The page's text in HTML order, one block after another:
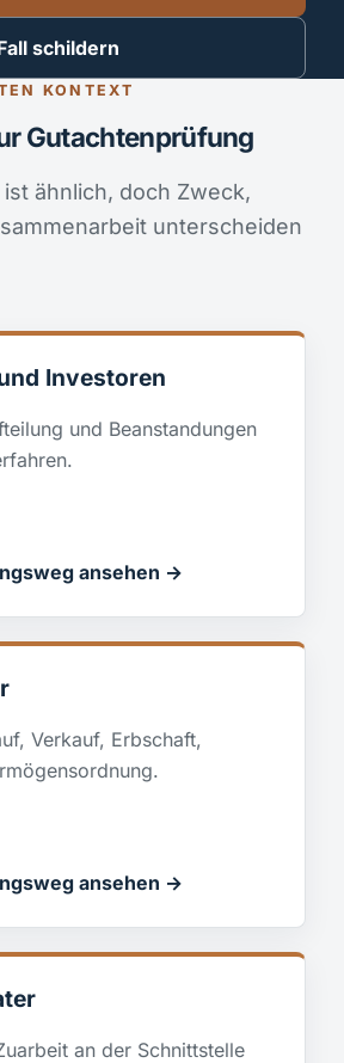
schildern
KONTEXT
Gutachtenprüfung
ähnlich, doch Zweck,
unterscheiden
Investoren
und Beanstandungen
ansehen →
Verkauf, Erbschaft,
ansehen →
an der Schnittstelle